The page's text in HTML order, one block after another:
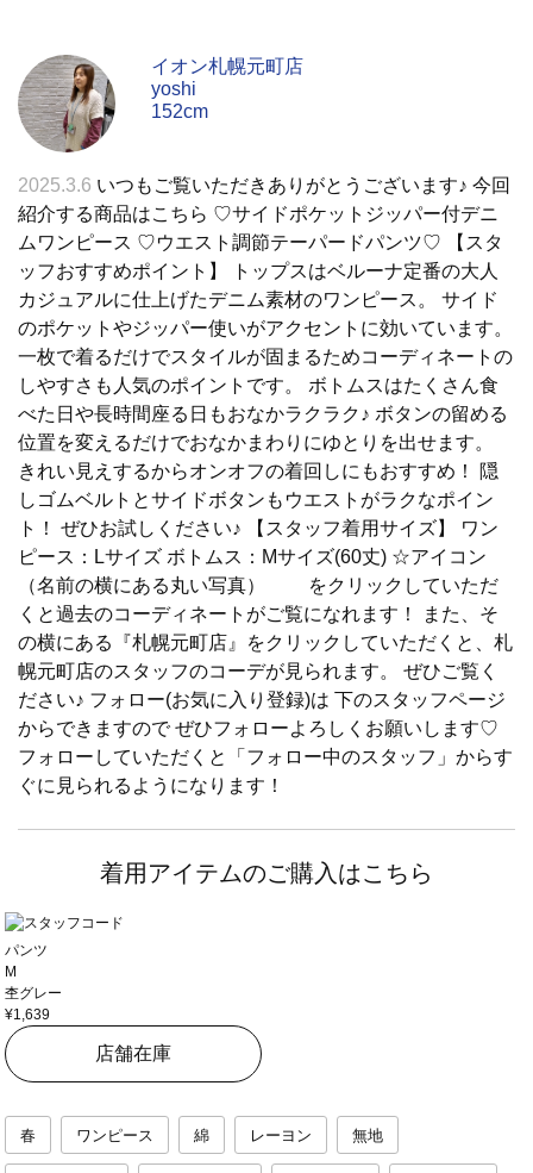
イオン札幌元町店
yoshi
152cm
2025.3.6 いつもご覧いただきありがとうございます♪ 今回
紹介する商品はこちら ♡サイドポケットジッパー付デニ
ムワンピース ♡ウエスト調節テーパードパンツ♡ 【スタ
ッフおすすめポイント】 トップスはベルーナ定番の大人
カジュアルに仕上げたデニム素材のワンピース。 サイド
のポケットやジッパー使いがアクセントに効いています。
一枚で着るだけでスタイルが固まるためコーディネートの
しやすさも人気のポイントです。 ボトムスはたくさん食
べた日や長時間座る日もおなかラクラク♪ ボタンの留める
位置を変えるだけでおなかまわりにゆとりを出せます。
きれい見えするからオンオフの着回しにもおすすめ！ 隠
しゴムベルトとサイドボタンもウエストがラクなポイン
ト！ ぜひお試しください♪ 【スタッフ着用サイズ】 ワン
ピース：Lサイズ ボトムス：Mサイズ(60丈) ☆アイコン
（名前の横にある丸い写真） をクリックしていただ
くと過去のコーディネートがご覧になれます！ また、そ
の横にある『札幌元町店』をクリックしていただくと、札
幌元町店のスタッフのコーデが見られます。 ぜひご覧く
ださい♪ フォロー(お気に入り登録)は 下のスタッフページ
からできますので ぜひフォローよろしくお願いします♡
フォローしていただくと「フォロー中のスタッフ」からす
ぐに見られるようになります！
着用アイテムのご購入はこちら
パンツ
M
杢グレー
¥1,639
店舗在庫
春 ワンピース 綿 レーヨン 無地